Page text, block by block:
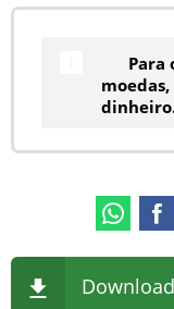
Para
Download